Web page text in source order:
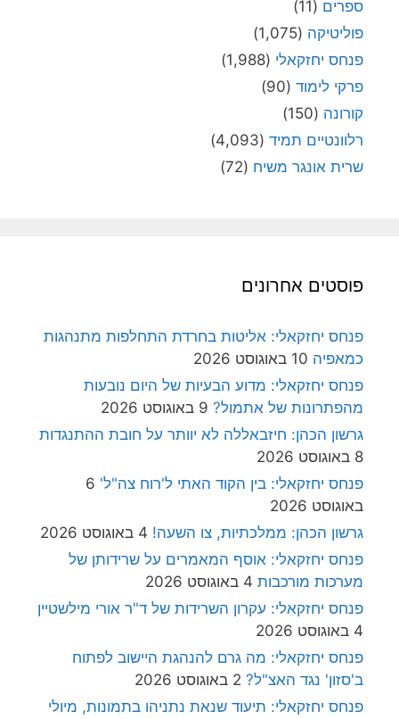
ספרים (11)
פוליטיקה (1,075)
פנחס יחזקאלי (1,988)
פרקי לימוד (90)
קורונה (150)
רלוונטיים תמיד (4,093)
שרית אונגר משיח (72)
פוסטים אחרונים
פנחס יחזקאלי: אליטות בחרדת התחלפות מתנהגות
כמאפיה 10 באוגוסט 2026
פנחס יחזקאלי: מדוע הבעיות של היום נובעות
מהפתרונות של אתמול? 9 באוגוסט 2026
גרשון הכהן: חיזבאללה לא יוותר על חובת ההתנגדות
8 באוגוסט 2026
פנחס יחזקאלי: בין הקוד האתי ל'רוח צה"ל' 6
באוגוסט 2026
גרשון הכהן: ממלכתיות, צו השעה! 4 באוגוסט 2026
פנחס יחזקאלי: אוסף המאמרים על שרידותן של
מערכות מורכבות 4 באוגוסט 2026
פנחס יחזקאלי: עקרון השרידות של ד"ר אורי מילשטיין
4 באוגוסט 2026
פנחס יחזקאלי: מה גרם להנהגת היישוב לפתוח
ב'סזון' נגד האצ"ל? 2 באוגוסט 2026
פנחס יחזקאלי: תיעוד שנאת נתניהו בתמונות, מיולי